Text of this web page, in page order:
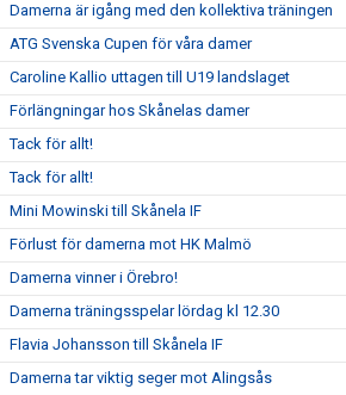
Damerna är igång med den kollektiva träningen
ATG Svenska Cupen för våra damer
Caroline Kallio uttagen till U19 landslaget
Förlängningar hos Skånelas damer
Tack för allt!
Tack för allt!
Mini Mowinski till Skånela IF
Förlust för damerna mot HK Malmö
Damerna vinner i Örebro!
Damerna träningsspelar lördag kl 12.30
Flavia Johansson till Skånela IF
Damerna tar viktig seger mot Alingsås